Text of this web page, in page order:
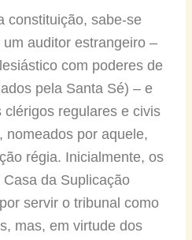
constituição, sabe-se
auditor estrangeiro –
com poderes de
pela Santa Sé) – e
regulares e civis
nomeados por aquele,
régia. Inicialmente, os
da Suplicação
servir o tribunal como
mas, em virtude dos